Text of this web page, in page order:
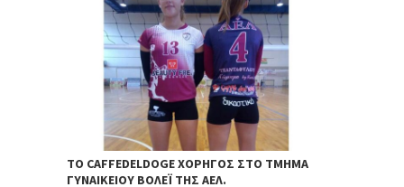
TO CAFFEDELDOGE ΧΟΡΗΓΌΣ ΣΤΟ ΤΜΉΜΑ
ΓΥΝΑΙΚΕΊΟΥ ΒΌΛΕΪ ΤΗΣ ΑΕΛ.